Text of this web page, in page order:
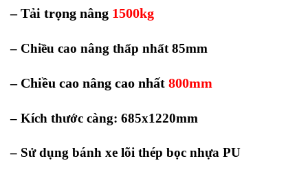
– Tải trọng nâng 1500kg
– Chiều cao nâng thấp nhất 85mm
– Chiều cao nâng cao nhất 800mm
– Kích thước càng: 685x1220mm
– Sử dụng bánh xe lõi thép bọc nhựa PU